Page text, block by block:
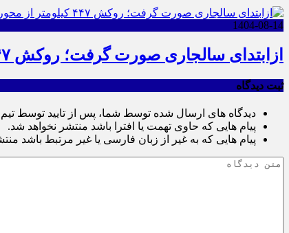
1404-08-14
ازابتدای سالجاری صورت گرفت؛ روکش ۴۴۷ کیلومتر از محورهای خراسان جنوبی
ثبت دیدگاه
دیدگاه های ارسال شده توسط شما، پس از تایید توسط
پیام هایی که حاوی تهمت یا افترا باشد منتشر نخواهد شد.
پیام هایی که به غیر از زبان فارسی یا غیر مرتبط باشد